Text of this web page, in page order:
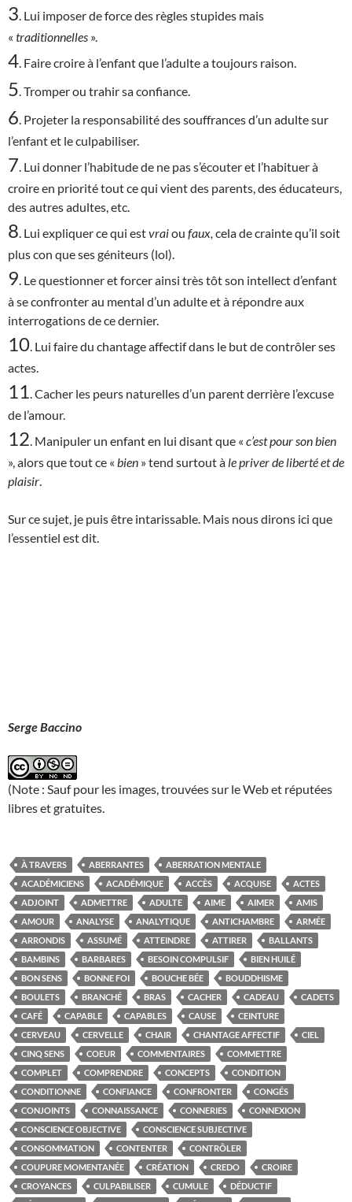
3 . Lui imposer de force des règles stupides mais
« traditionnelles ».
4 . Faire croire à l’enfant que l’adulte a toujours raison.
5 . Tromper ou trahir sa confiance.
6 . Projeter la responsabilité des souffrances d’un adulte sur
l’enfant et le culpabiliser.
7 . Lui donner l’habitude de ne pas s’écouter et l’habituer à
croire en priorité tout ce qui vient des parents, des éducateurs,
des autres adultes, etc.
8 . Lui expliquer ce qui estvraiou faux, cela de crainte qu’il soit
plus con que ses géniteurs (lol).
9 . Le questionner et forcer ainsi très tôt son intellect d’enfant
à se confronter au mental d’un adulte et à répondre aux
interrogations de ce dernier.
10 . Lui faire du chantage affectif dans le but de contrôler ses
actes.
11 . Cacher les peurs naturelles d’un parent derrière l’excuse
de l’amour.
12 . Manipuler un enfant en lui disant que « c’estpour son bien
», alors que tout ce « bien » tend surtout à le priver de liberté et de
plaisir
Sur ce sujet, je puis être intarissable. Mais nous dirons ici que
l’essentiel est dit.
Serge Baccino
(Note : Sauf pour les images, trouvées sur le Web et réputées
libres et gratuites.
À TRAVERS ABERRANTES
ABERRATION MENTALE
ACADÉMICIENS
ACADÉMIQUE ACCÈS ACQUISE
ACTES
ADJOINT
ADMETTRE ADULTE AIME AIMER
AMIS
AMOUR
ANALYSE ANALYTIQUE ANTICHAMBRE
ARMÉE
ARRONDIS
ASSUMÉ ATTEINDRE ATTIRER
BALLANTS
BAMBINS
BARBARES BESOIN COMPULSIF
BIEN HUILÉ
BON SENS
BONNE FOI BOUCHE BÉE
BOUDDHISME
BOULETS
BRANCHÉ BRAS CACHER CADEAU
CADETS
CAFÉ
CAPABLE CAPABLES CAUSE
CEINTURE
CERVEAU
CERVELLE CHAIR CHANTAGE AFFECTIF
CIEL
CINQ SENS
COEUR COMMENTAIRES
COMMETTRE
COMPLET
COMPRENDRE CONCEPTS
CONDITION
CONDITIONNE
CONFIANCE CONFRONTER
CONGÉS
CONJOINTS
CONNAISSANCE CONNERIES
CONNEXION
CONSCIENCE OBJECTIVE
CONSCIENCE SUBJECTIVE
CONSOMMATION
CONTENTER
CONTRÔLER
COUPURE MOMENTANÉE
CRÉATION CREDO
CROIRE
CROYANCES
CULPABILISER CUMULE
DÉDUCTIF